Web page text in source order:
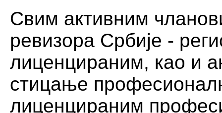
Свим активним
ревизора Србије -
лиценцираним, као и
стицање
лиценцираним